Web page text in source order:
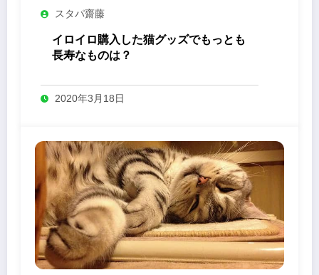
スタパ齋藤
イロイロ購入した猫グッズでもっとも
長寿なものは？
2020年3月18日